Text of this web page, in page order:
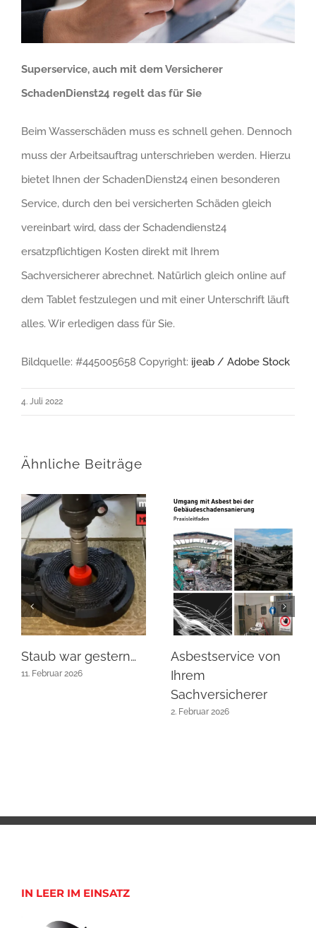
Superservice, auch mit dem Versicherer
SchadenDienst24 regelt das für Sie
Beim Wasserschäden muss es schnell gehen. Dennoch
muss der Arbeitsauftrag unterschrieben werden. Hierzu
bietet Ihnen der SchadenDienst24 einen besonderen
Service, durch den bei versicherten Schäden gleich
vereinbart wird, dass der Schadendienst24
ersatzpflichtigen Kosten direkt mit Ihrem
Sachversicherer abrechnet. Natürlich gleich online auf
dem Tablet festzulegen und mit einer Unterschrift läuft
alles. Wir erledigen dass für Sie.
Bildquelle: #445005658 Copyright: ijeab / Adobe Stock
4. Juli 2022
Ähnliche Beiträge
Staub war gestern…
11. Februar 2026
Asbestservice von
Ihrem
Sachversicherer
2. Februar 2026
IN LEER IM EINSATZ